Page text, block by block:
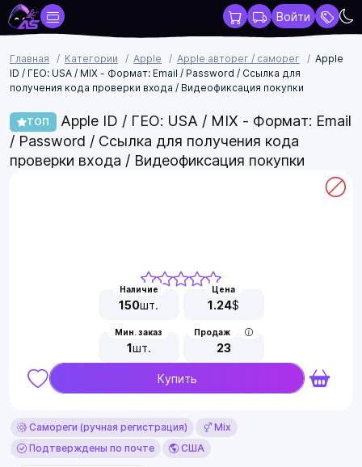
Войти
Главная Категории Apple Apple авторег / саморег
Apple
ID / ГЕО: USA / MIX - Формат: Email / Password / Ссылка для
получения кода проверки входа / Видеофиксация покупки
ТОП
Apple ID / ГЕО: USA / MIX - Формат: Email
/ Password / Ссылка для получения кода
проверки входа / Видеофиксация покупки
Наличие
150шт.
Цена
1.24$
Мин. заказ
1шт.
Продаж
23
Купить
Самореги (ручная регистрация)
Mix
Подтверждены по почте
США